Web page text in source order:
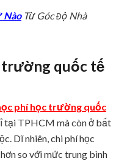
NàoTừ Góc Độ Nhà
trường quốc tế
phí học trường quốc
tại TPHCM mà còn ở bất
Dĩ nhiên, chi phí học
so với mức trung bình